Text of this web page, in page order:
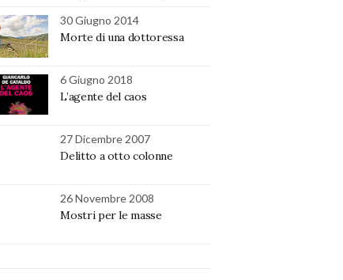
30 Giugno 2014
Morte di una dottoressa
6 Giugno 2018
L’agente del caos
27 Dicembre 2007
Delitto a otto colonne
26 Novembre 2008
Mostri per le masse